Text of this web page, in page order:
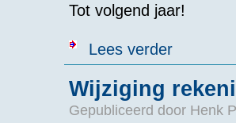
Tot volgend jaar!
Lees verderover
Wijziging
Gepubliceerd door Henk